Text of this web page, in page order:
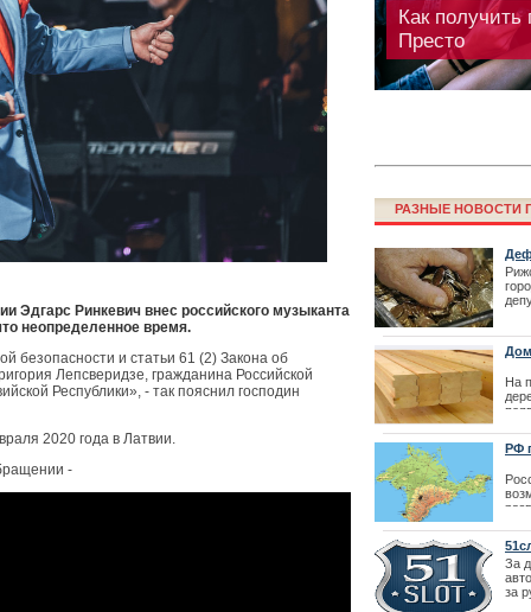
Эдгарс Ринкевич внес российского музыканта
неопределенное время.
безопасности и статьи 61 (2) Закона об
Лепсверидзе, гражданина Российской
Республики», - так пояснил господин
2020 года в Латвии.
-
Как получить
Престо
Лайма
фестиваля
Бюро
РАЗНЫЕ НОВОСТИ
На
РФ
|
За
за